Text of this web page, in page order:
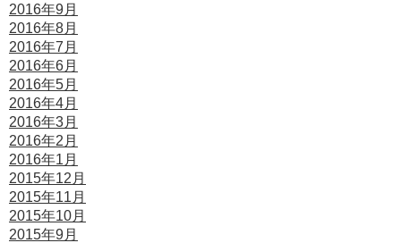
2016年9月
2016年8月
2016年7月
2016年6月
2016年5月
2016年4月
2016年3月
2016年2月
2016年1月
2015年12月
2015年11月
2015年10月
2015年9月